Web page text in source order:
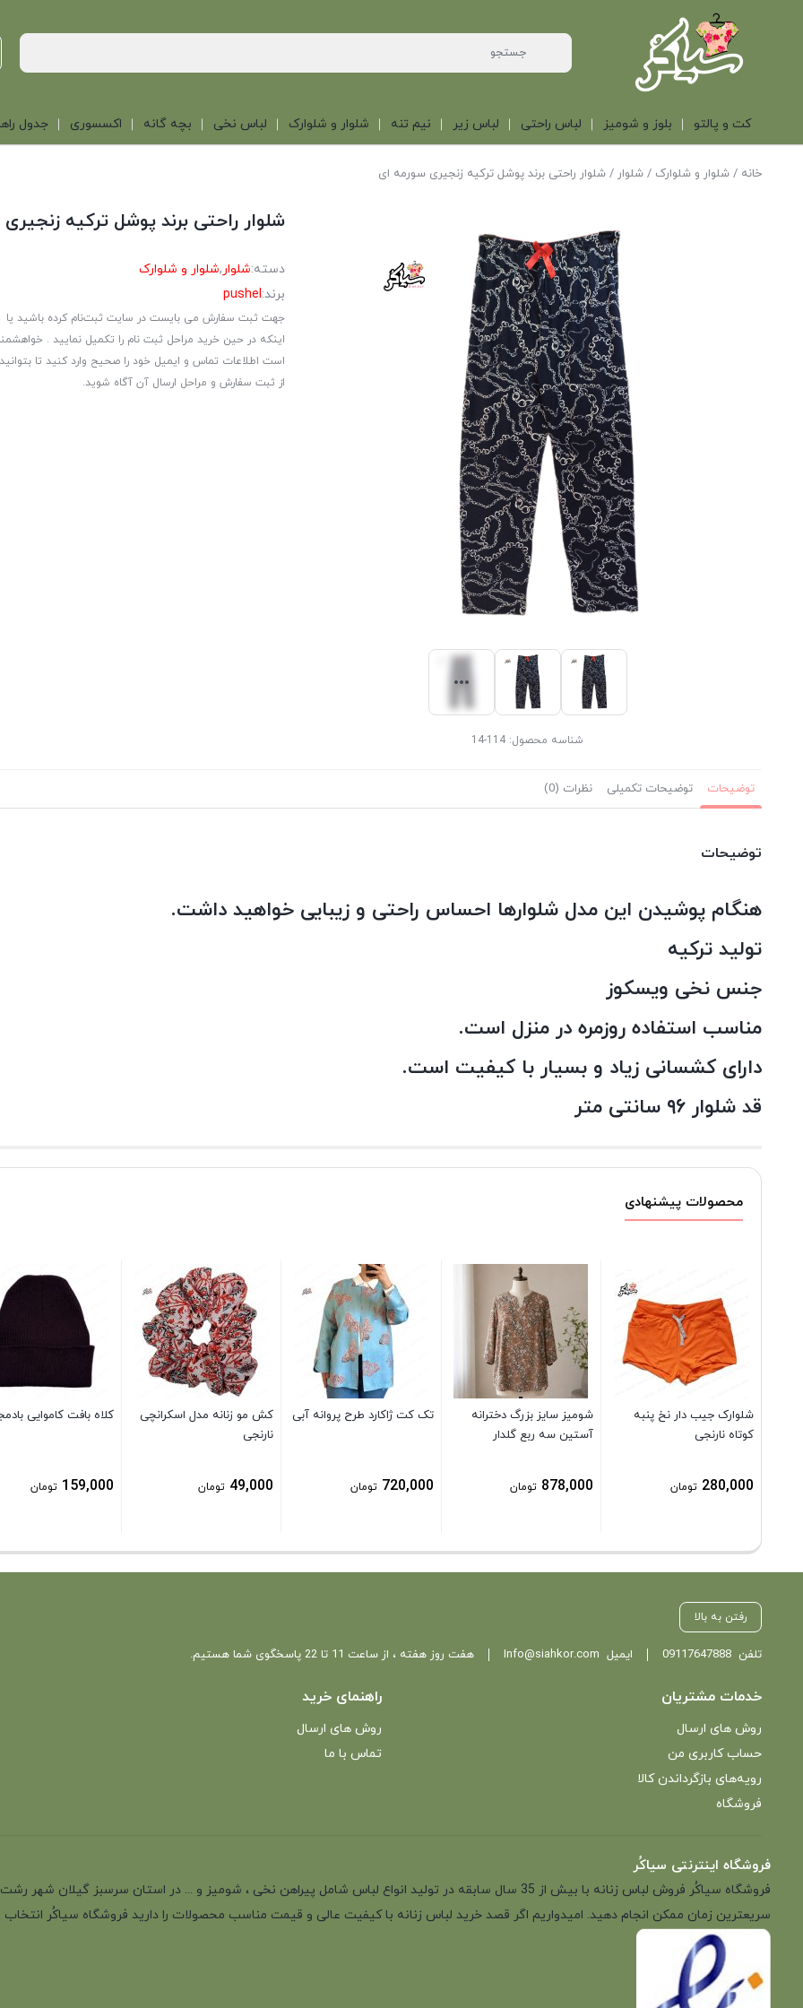
کت و پالتو بلوز و شومیز لباس راحتی لباس زیر نیم تنه شلوار و شلوارک لباس نخی بچه گانه اکسسوری جدول
خانه /شلوار و شلوارک /شلوار / شلوار راحتی برند پوشل ترکیه زنجیری سورمه ای
شناسه محصول: 114-14
شلوار راحتی برند پوشل ترکیه
دسته:شلوار,شلوار و شلوارک
برند:pushel
جهت ثبت سفارش می بایست در سایت ثبت‌نام کرده باشید یا
اینکه در حین خرید مراحل ثبت نام را تکمیل نمایید .
است اطلاعات تماس و ایمیل خود را صحیح وارد کنید تا بتوانید
از ثبت سفارش و مراحل ارسال آن آگاه شوید.
توضیحات توضیحات تکمیلی نظرات (0)
توضیحات
هنگام پوشیدن این مدل شلوارها احساس راحتی و زیبایی خواهید داشت.
تولید ترکیه
جنس نخی ویسکوز
مناسب استفاده روزمره در منزل است.
دارای کشسانی زیاد و بسیار با کیفیت است.
قد شلوار ۹۶ سانتی متر
محصولات پیشنهادی
شلوارک جیب دار نخ پنبه
کوتاه نارنجی
280,000 تومان
شومیز سایز بزرگ دخترانه
آستین سه ربع گلدار
878,000 تومان
تک کت ژاکارد طرح پروانه آبی
720,000 تومان
کش مو زنانه مدل اسکرانچی
نارنجی
49,000 تومان
کلاه بافت کاموایی
159,000 تومان
رفتن به بالا
تلفن09117647888 ایمیل Info@siahkor.com هفت روز هفته ، از ساعت 11 تا 22 پاسخگوی شما هستیم.
خدمات مشتریان
روش های ارسال
حساب کاربری من
رویه‌های بازگرداندن کالا
فروشگاه
راهنمای خرید
روش های ارسال
تماس با ما
فروشگاه اینترنتی سیاکُر
فروشگاه سیاکُر فروش لباس زنانه با بیش از 35 سال سابقه در تولید انواع لباس شامل پیراهن نخی ، شومیز و ... در استان
سریعترین زمان ممکن انجام دهید. امیدواریم اگر قصد خرید لباس زنانه با کیفیت عالی و قیمت مناسب محصولات را دارید فروشگاه سیاکُر انتخاب